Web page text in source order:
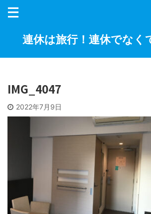
連休は旅行！連休でなく
IMG_4047
2022年7月9日